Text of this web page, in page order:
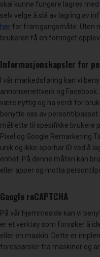
skal kunne fungere lagres
selv velge å slå av lagring av
her for framgangsmåte. Uten
brukeren få en forringet
Informasjonskapsler for
I vår markedsføring kan vi
annonsenettverk og
være nyttig og ha verdi for
benytte oss av
målrette til spesifikke brukere
Pixel og Google Remarketing
unik og ikke-sporbar ID ved å
enhet. På denne måten kan
eller apper og motta
Google reCAPTCHA
På vår hjemmeside kan vi
er et verktøy som forsøker å
eller en maskin. Dette er
forespørsler fra maskiner og